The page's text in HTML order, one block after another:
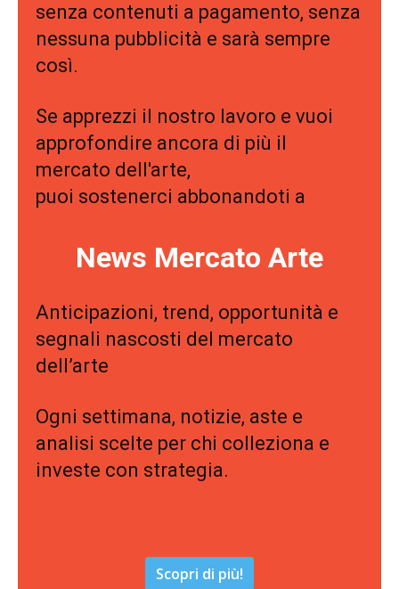
senza contenuti a pagamento, senza
nessuna pubblicità e sarà sempre
così.
Se apprezzi il nostro lavoro e vuoi
approfondire ancora di più il
mercato dell'arte,
puoi sostenerci abbonandoti a
News Mercato Arte
Anticipazioni, trend, opportunità e
segnali nascosti del mercato
dell’arte
Ogni settimana, notizie, aste e
analisi scelte per chi colleziona e
investe con strategia.
Scopri di più!